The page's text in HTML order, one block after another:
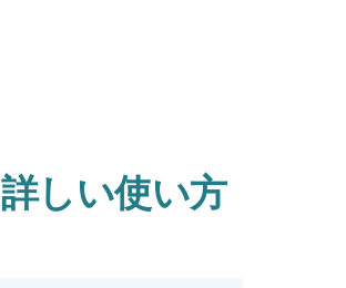
詳しい使い方